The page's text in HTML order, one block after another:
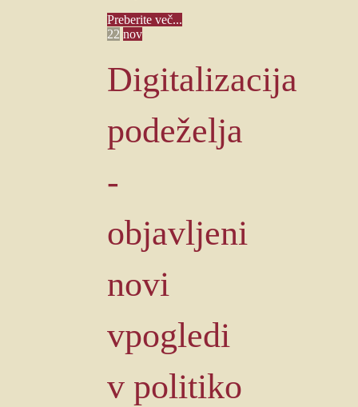
Preberite več...
22 nov
Digitalizacija
podeželja
-
objavljeni
novi
vpogledi
v politiko